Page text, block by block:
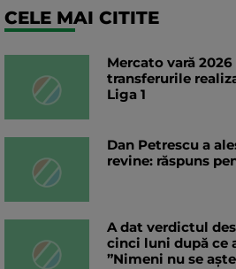
CELE MAI CITITE
Mercato vară
transferurile
Liga 1
Dan Petrescu a
revine: răspuns
A dat verdictul
cinci luni după ce
”Nimeni nu se